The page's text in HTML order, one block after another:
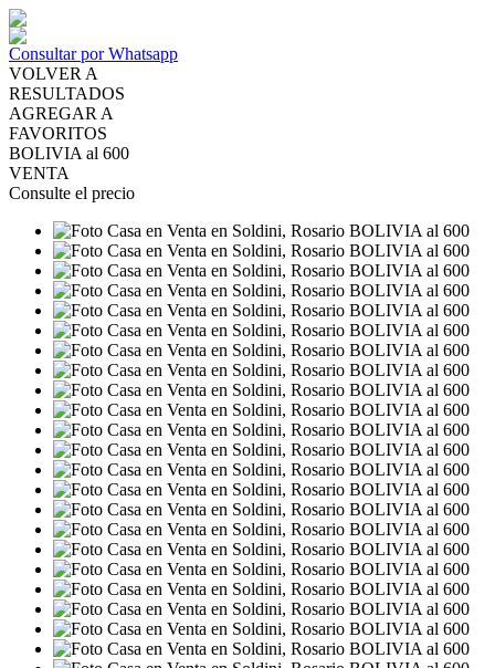
Consultar por Whatsapp
VOLVER A
RESULTADOS
AGREGAR A
FAVORITOS
BOLIVIA al 600
VENTA
Consulte el precio